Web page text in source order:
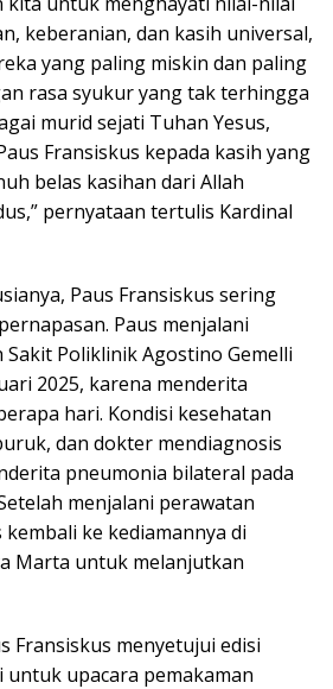
keberanian, dan kasih universal,
yang paling miskin dan paling
rasa syukur yang tak terhingga
murid sejati Tuhan Yesus,
Fransiskus kepada kasih yang
belas kasihan dari Allah
pernyataan tertulis Kardinal
Paus Fransiskus sering
Paus menjalani
Sakit Poliklinik Agostino Gemelli
2025, karena menderita
hari. Kondisi kesehatan
dan dokter mendiagnosis
pneumonia bilateral pada
menjalani perawatan
kembali ke kediamannya di
Marta untuk melanjutkan
Fransiskus menyetujui edisi
upacara pemakaman